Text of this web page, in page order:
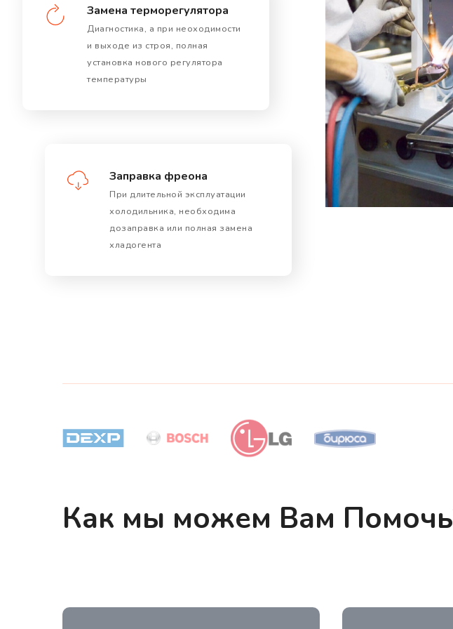
Замена терморегулятора
Диагностика, а при неоходимости
и выходе из строя, полная
установка нового регулятора
температуры
Заправка фреона
При длительной эксплуатации
холодильника, необходима
дозаправка или полная замена
хладогента
Как мы можем Вам